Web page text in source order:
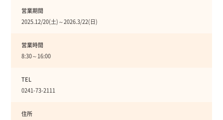
営業期間
2025.12/20(土)～2026.3/22(日)
営業時間
8:30～16:00
TEL
0241-73-2111
住所